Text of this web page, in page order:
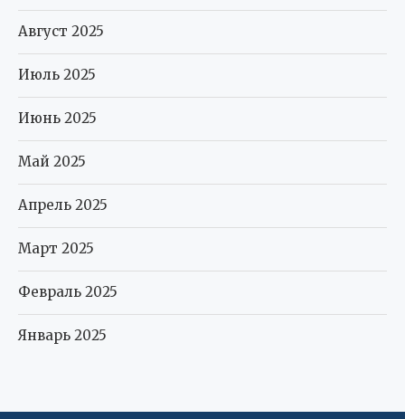
Август 2025
Июль 2025
Июнь 2025
Май 2025
Апрель 2025
Март 2025
Февраль 2025
Январь 2025